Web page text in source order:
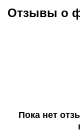
Отзывы о
Пока нет